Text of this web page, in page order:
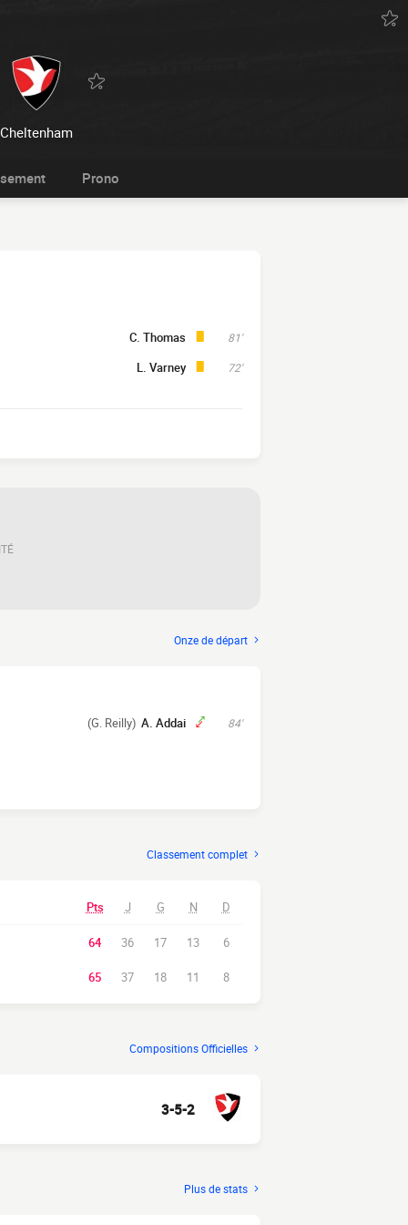
Cheltenham
Prono
81'
C. Thomas
72'
L. Varney
Onze de départ
84'
A. Addai
(G. Reilly)
Classement complet
Pts J G N D
64 36 17 13 6
65 37 18 11 8
Compositions Officielles
3-5-2
Plus de stats